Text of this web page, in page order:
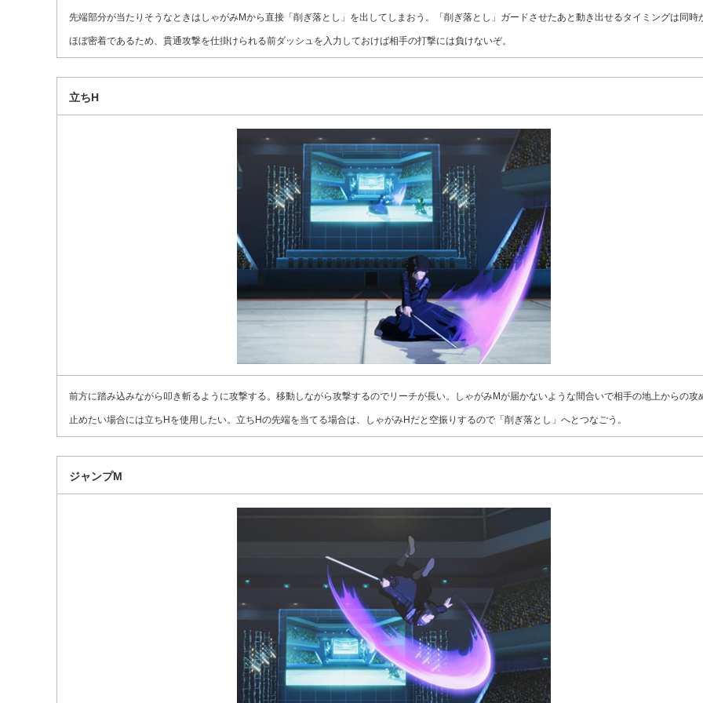
先端部分が当たりそうなときはしゃがみMから直接「削ぎ落とし」を出してしまおう。「削ぎ落とし」ガードさせたあと動き出せるタイミングは同時
ほぼ密着であるため、貫通攻撃を仕掛けられる前ダッシュを入力しておけば相手の打撃には負けないぞ。
立ちH
前方に踏み込みながら叩き斬るように攻撃する。移動しながら攻撃するのでリーチが長い。しゃがみMが届かないような間合いで相手の地上からの攻
止めたい場合には立ちHを使用したい。立ちHの先端を当てる場合は、しゃがみHだと空振りするので「削ぎ落とし」へとつなごう。
ジャンプM